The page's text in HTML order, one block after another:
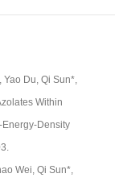
Du, Qi Sun*,
Within
Density
Wei, Qi Sun*,